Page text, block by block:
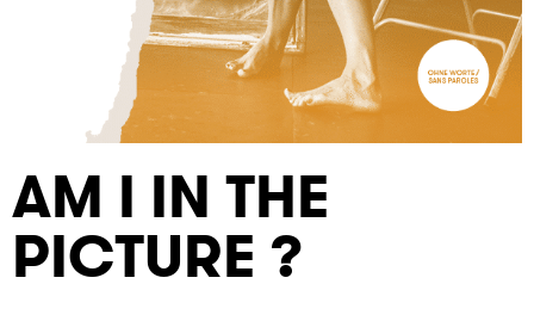
AM I IN THE
PICTURE ?